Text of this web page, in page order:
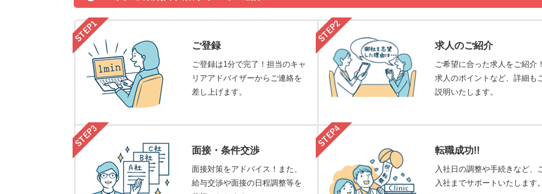
ご登録
ご登録は1分で完了！担当のキャ
リアアドバイザーからご連絡を
差し上げます。
求人のご紹介
ご希望に合った求人をご紹介
求人のポイントなど、詳細も
説明いたします。
面接・条件交渉
面接対策をアドバイス！また、
給与交渉や面接の日程調整等を
転職成功!!
入社日の調整や手続きなど、
入社までサポートいたします